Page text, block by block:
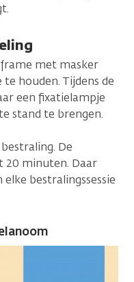
met masker
houden. Tijdens de
een fixatielampje
stand te brengen.
De
20 minuten. Daar
bestralingssessie